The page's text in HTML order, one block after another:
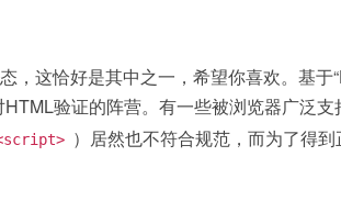
，这恰好是其中之一，希望你喜欢。基
验证的阵营。有一些被浏览器广泛支
）居然也不符合规范，而为了得